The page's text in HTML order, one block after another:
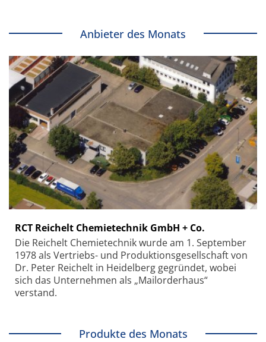
Anbieter des Monats
RCT Reichelt Chemietechnik GmbH + Co.
Die Reichelt Chemietechnik wurde am 1. September
1978 als Vertriebs- und Produktionsgesellschaft von
Dr. Peter Reichelt in Heidelberg gegründet, wobei
sich das Unternehmen als „Mailorderhaus“
verstand.
Produkte des Monats